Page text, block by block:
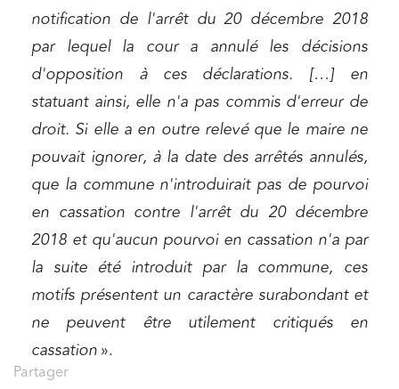
notification de l'arrêt du 20 décembre 2018
par lequel la cour a annulé les décisions
d'opposition à ces déclarations. […] en
statuant ainsi, elle n'a pas commis d'erreur de
droit. Si elle a en outre relevé que le maire ne
pouvait ignorer, à la date des arrêtés annulés,
que la commune n'introduirait pas de pourvoi
en cassation contre l'arrêt du 20 décembre
2018 et qu'aucun pourvoi en cassation n'a par
la suite été introduit par la commune, ces
motifs présentent un caractère surabondant et
ne peuvent être utilement critiqués en
cassation ».
Partager